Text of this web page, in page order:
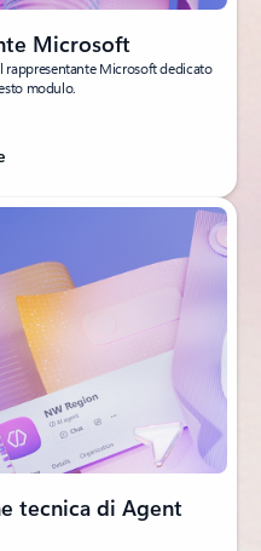
Microsoft
rappresentante Microsoft dedicato
modulo.
tecnica di Agent